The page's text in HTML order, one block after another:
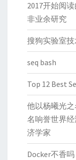
2017开始阅
非业余研究
搜狗实验室
seq bash
Top 12 Best
他以杨曦光
名响誉世界
济学家
Docker不香